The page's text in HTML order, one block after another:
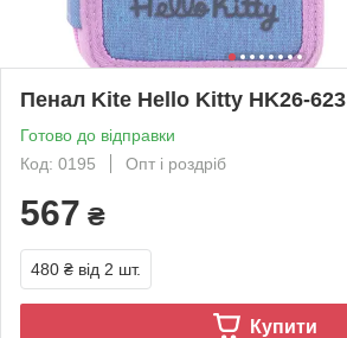
Пенал Kite Hello Kitty HK26-623
Готово до відправки
Код: 0195
Опт і роздріб
567 ₴
480 ₴ від 2 шт.
Купити